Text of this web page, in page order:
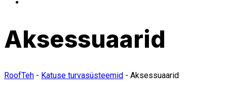
Aksessuaarid
RoofTeh - Katuse turvasüsteemid - Aksessuaarid